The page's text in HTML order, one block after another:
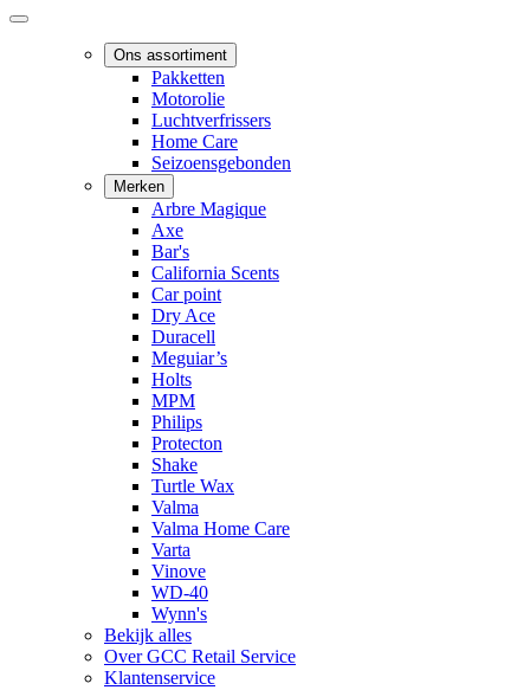
Ons assortiment
Pakketten
Motorolie
Luchtverfrissers
Home Care
Seizoensgebonden
Merken
Arbre Magique
Axe
Bar's
California Scents
Car point
Dry Ace
Duracell
Meguiar’s
Holts
MPM
Philips
Protecton
Shake
Turtle Wax
Valma
Valma Home Care
Varta
Vinove
WD-40
Wynn's
Bekijk alles
Over GCC Retail Service
Klantenservice